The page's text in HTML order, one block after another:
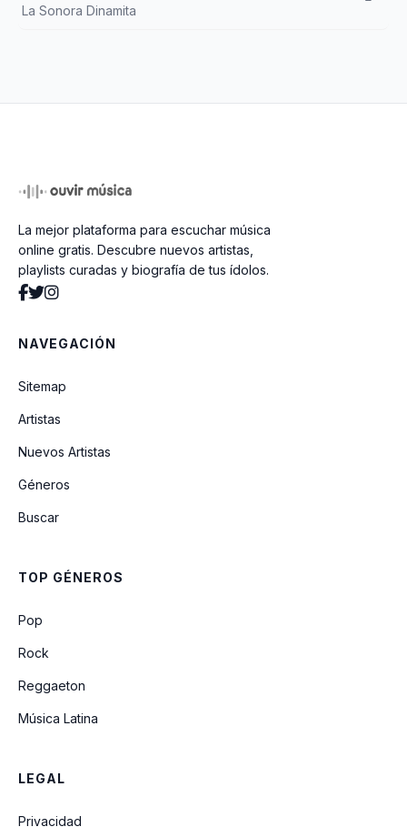
La Sonora Dinamita
La mejor plataforma para escuchar música
online gratis. Descubre nuevos artistas,
playlists curadas y biografía de tus ídolos.
NAVEGACIÓN
Sitemap
Artistas
Nuevos Artistas
Géneros
Buscar
TOP GÉNEROS
Pop
Rock
Reggaeton
Música Latina
LEGAL
Privacidad